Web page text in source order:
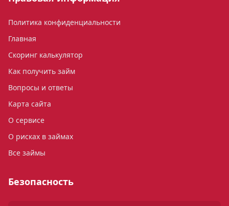
Политика конфиденциальности
Главная
Скоринг калькулятор
Как получить займ
Вопросы и ответы
Карта сайта
О сервисе
О рисках в займах
Все займы
Безопасность